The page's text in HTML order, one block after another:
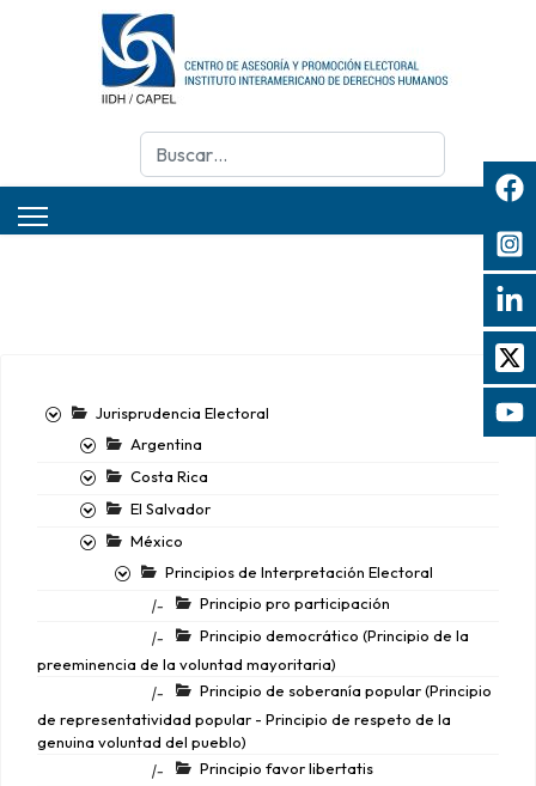
Buscar
Jurisprudencia Electoral
Argentina
Costa Rica
El Salvador
México
Principios de Interpretación Electoral
|-
Principio pro participación
|-
Principio democrático (Principio de la
preeminencia de la voluntad mayoritaria)
|-
Principio de soberanía popular (Principio
de representatividad popular - Principio de respeto de la
genuina voluntad del pueblo)
|-
Principio favor libertatis